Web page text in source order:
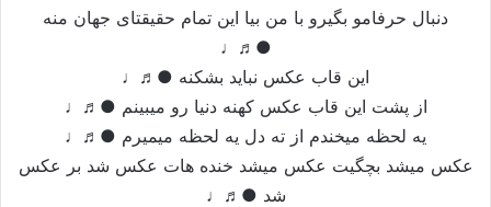
دنبال حرفامو بگيرو با من بيا اين تمام حقيقتاى جهان منه
●♬♩
اين قاب عكس نبايد بشكنه ●♬♩
از پشت اين قاب عكس كهنه دنيا رو میبينم ●♬♩
يه لحظه میخندم از ته دل يه لحظه میمیرم ●♬♩
عكس میشد بچگيت عكس میشد خنده هات عكس شد بر عكس
شد ●♬♩